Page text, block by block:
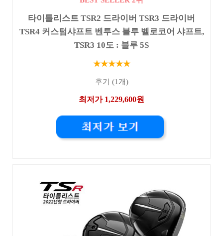
타이틀리스트 TSR2 드라이버 TSR3 드라이버
TSR4 커스텀샤프트 벤투스 블루 벨로코어 샤프트,
TSR3 10도 : 블루 5S
★★★★★
후기 (1개)
최저가 1,229,600원